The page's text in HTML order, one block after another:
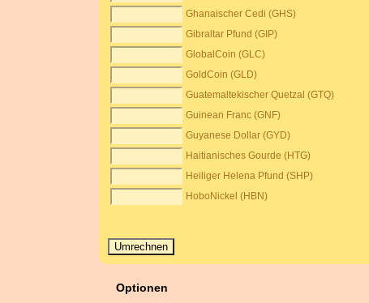
Ghanaischer Cedi (GHS)
Gibraltar Pfund (GIP)
GlobalCoin (GLC)
GoldCoin (GLD)
Guatemaltekischer Quetzal (GTQ)
Guinean Franc (GNF)
Guyanese Dollar (GYD)
Haitianisches Gourde (HTG)
Heiliger Helena Pfund (SHP)
HoboNickel (HBN)
Optionen